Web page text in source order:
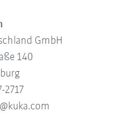
GmbH
140
2717